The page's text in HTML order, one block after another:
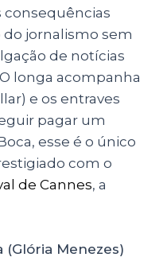
consequências
jornalismo sem
de notícias
longa acompanha
e os entraves
pagar um
esse é o único
com o
de Cannes, a